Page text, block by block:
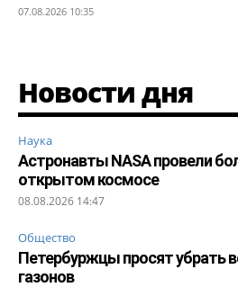
07.08.2026 10:35
Новости дня
Наука
Астронавты NASA провели
открытом космосе
08.08.2026 14:47
Общество
Петербуржцы просят убрать
газонов